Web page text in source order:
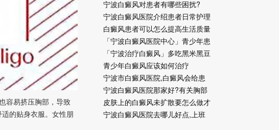
容易挤压胸部，导致
的贴身衣服。女性朋
宁波白癜风对患者有哪些困扰?
宁波白癜风医院介绍患者日常护理
白癜风患者可以怎么提高生活质量
「宁波白癜风医院中心」青少年患
「宁波治疗白癜风」多吃黑米黑豆
青少年白癜风应该如何治疗
宁波市白癜风医院,白癜风会给患
宁波白癜风医院那家好?有关胸部
皮肤上的白癜风未扩散要怎么做才
宁波白癜风医院去哪儿好点,上班